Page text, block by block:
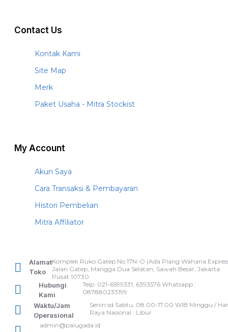
Contact Us
Kontak Kami
Site Map
Merk
Paket Usaha - Mitra Stockist
My Account
Akun Saya
Cara Transaksi & Pembayaran
Histori Pembelian
Mitra Affiliator
Alamat
Toko
Komplek Ruko Gatep No.17N-O (Ada Plang Wahana
Jalan Gatep, Mangga Dua Selatan, Sawah Besar, Jakarta
Pusat 10730
Hubungi
Kami
Telp: 021-6599331, 6393576 Whatsapp :
087880233199
Waktu/Jam
Operasional
Senin sd Sabtu, 08.00-17.00 WIB Minggu /
Raya Nasional : Libur
admin@palugada.id